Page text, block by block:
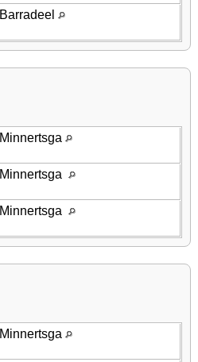
Barradeel
Minnertsga
Minnertsga
Minnertsga
Minnertsga